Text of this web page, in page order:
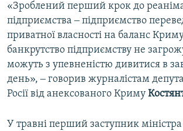
«Зроблений перший крок до
підприємства ‒ підприємство
приватної власності на баланс
банкрутство підприємству не
можуть з упевненістю дивитися в
день», ‒ говорив журналістам
Росії від анексованого Криму
У травні перший заступник